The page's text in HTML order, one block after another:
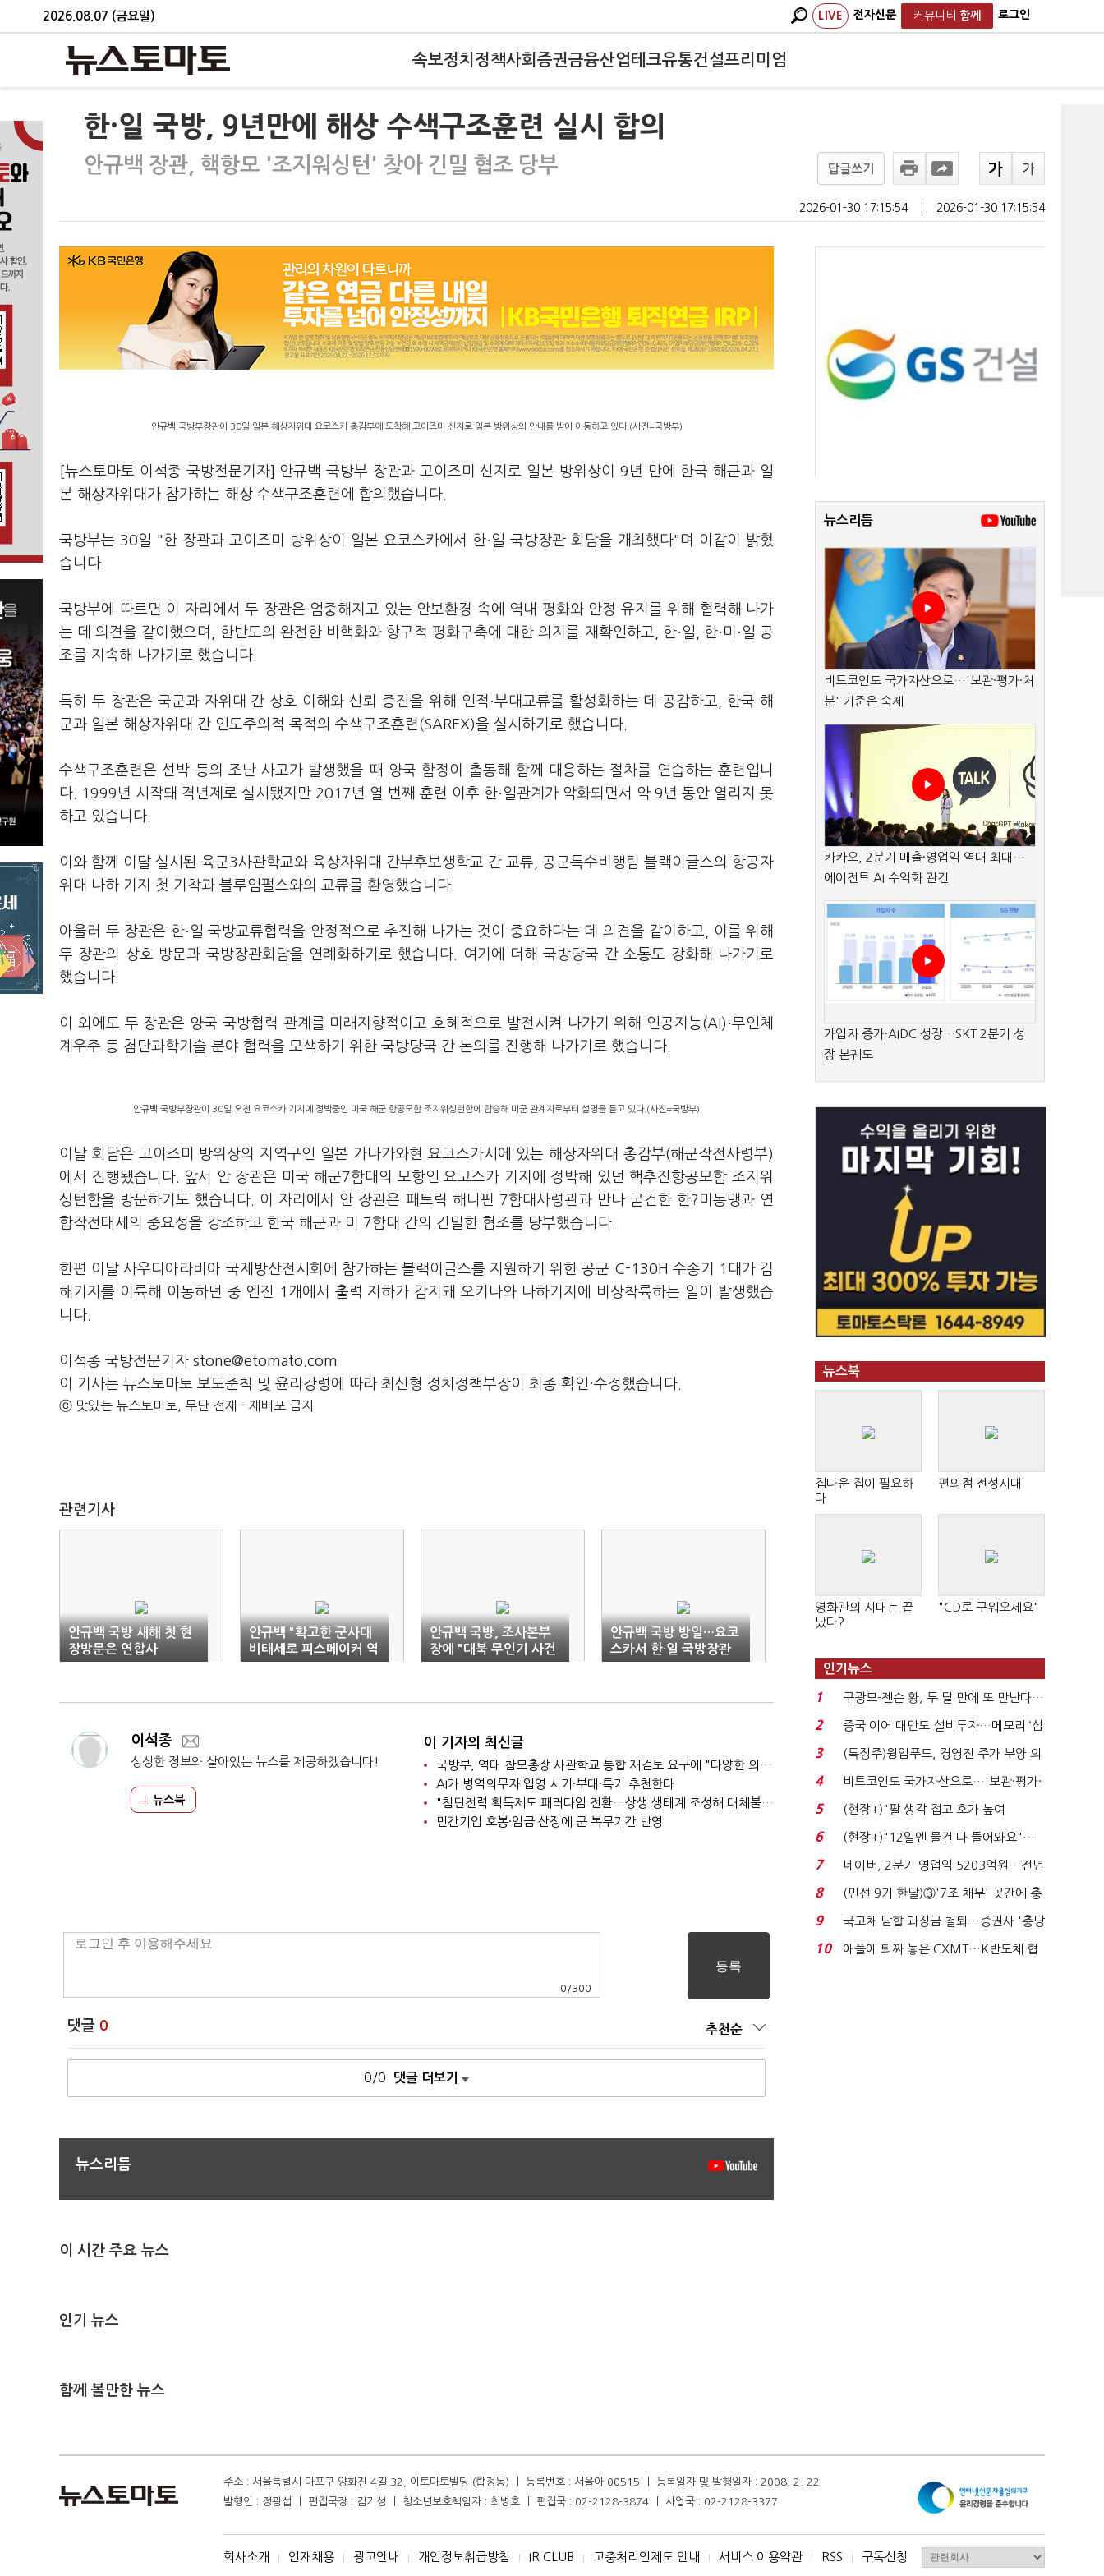
2026.08.07 (금요일) LIVE 전자신문 커뮤니티 함께 로그인
속보정치 정책사회 증권금융산업테크유통건설프리미엄
한·일 국방, 9년만에 해상 수색구조훈련 실시 합의
안규백 장관, 핵항모 '조지워싱턴' 찾아 긴밀 협조 당부 답글쓰기
2026-01-30 17:15:54 2026-01-30 17:15:54
안규백 국방부장관이 30일 일본 해상자위대 요코스카 총감부에 도착해 고이즈미 신지로 일본 방위상의 안내를 받아 이동하고 있다.(사진=국방부)
[뉴스토마토 이석종 국방전문기자] 안규백 국방부 장관과 고이즈미 신지로 일본 방위상이 9년 만에 한국 해군과 일
본 해상자위대가 참가하는 해상 수색구조훈련에 합의했습니다.
국방부는 30일 "한 장관과 고이즈미 방위상이 일본 요코스카에서 한·일 국방장관 회담을 개최했다"며 이같이 밝혔
습니다.
국방부에 따르면 이 자리에서 두 장관은 엄중해지고 있는 안보환경 속에 역내 평화와 안정 유지를 위해 협력해 나가
는 데 의견을 같이했으며, 한반도의 완전한 비핵화와 항구적 평화구축에 대한 의지를 재확인하고, 한·일, 한·미 ·일 공
조를 지속해 나가기로 했습니다.
특히 두 장관은 국군과 자위대 간 상호 이해와 신뢰 증진을 위해 인적 ·부대교류를 활성화하는 데 공감하고, 한국 해
군과 일본 해상자위대 간 인도주의적 목적의 수색구조훈련(SAREX)을 실시하기로 했습니다.
수색구조훈련은 선박 등의 조난 사고가 발생했을 때 양국 함정이 출동해 함께 대응하는 절차를 연습하는 훈련입니
다. 1999년 시작돼 격년제로 실시됐지만 2017년 열 번째 훈련 이후 한·일관계가 악화되면서 약 9년 동안 열리지 못
하고 있습니다.
이와 함께 이달 실시된 육군3사관학교와 육상자위대 간부후보생학교 간 교류, 공군특수비행팀 블랙이글스의 항공자
위대 나하 기지 첫 기착과 블루임펄스와의 교류를 환영했습니다.
아울러 두 장관은 한·일 국방교류협력을 안정적으로 추진해 나가는 것이 중요하다는 데 의견을 같이하고, 이를 위해
두 장관의 상호 방문과 국방장관회담을 연례화하기로 했습니다. 여기에 더해 국방당국 간 소통도 강화해 나가기로
했습니다.
이 외에도 두 장관은 양국 국방협력 관계를 미래지향적이고 호혜적으로 발전시켜 나가기 위해 인공지능(AI) ·무인체
계우주 등 첨단과학기술 분야 협력을 모색하기 위한 국방당국 간 논의를 진행해 나가기로 했습니다.
안규백 국방부장관이 30일 오전 요코스카 기지에 정박중인 미국 해군 항공모함 조지워싱턴함에 탑승해 미군 관계자로부터 설명을 듣고 있다.(사진=국방부)
이날 회담은 고이즈미 방위상의 지역구인 일본 가나가와현 요코스카시에 있는 해상자위대 총감부(해군작전사령부)
에서 진행됐습니다. 앞서 안 장관은 미국 해군7함대의 모항인 요코스카 기지에 정박해 있던 핵추진항공모함 조지워
싱턴함을 방문하기도 했습니다. 이 자리에서 안 장관은 패트릭 해니핀 7함대사령관과 만나 굳건한 한?미동맹과 연
합작전태세의 중요성을 강조하고 한국 해군과 미 7함대 간의 긴밀한 협조를 당부했습니다.
한편 이날 사우디아라비아 국제방산전시회에 참가하는 블랙이글스를 지원하기 위한 공군 C-130H 수송기 1대가 김
해기지를 이륙해 이동하던 중 엔진 1개에서 출력 저하가 감지돼 오키나와 나하기지에 비상착륙하는 일이 발생했습
니다.
이석종 국방전문기자 stone@etomato.com
이 기사는 뉴스토마토 보도준칙 및 윤리강령에 따라 최신형 정치정책부장이 최종 확인·수정했습니다.
ⓒ 맛있는 뉴스토마토, 무단 전재 - 재배포 금지
관련기사
안규백 국방 새해 첫 현
장방문은 연합사
안규백 "확고한 군사대
비태세로 피스메이커 역
할을"
안규백 국방, 조사본부
장에 "대북 무인기 사건
철저 수사" 지시
안규백 국방 방일…요코
스카서 한·일 국방장관
회담
이석종
싱싱한 정보와 살아있는 뉴스를 제공하겠습니다!
뉴스북
이 기자의 최신글
국방부, 역대 참모총장 사관학교 통합 재검토 요구에 "다양한 의견 수렴해 합리적 시스템 만들 것"
AI가 병역의무자 입영 시기·부대·특기 추천한다
"첨단전력 획득제도 패러다임 전환…상생 생태계 조성해 대체불가 K-방산 도약"
민간기업 호봉·임금 산정에 군 복무기간 반영
0 /300
댓글 0 추천순
0/0 댓글 더보기
뉴스리듬
이 시간 주요 뉴스
인기 뉴스
함께 볼만한 뉴스
뉴스리듬
비트코인도 국가자산으로…'보관·평가·처
분' 기준은 숙제
카카오, 2분기 매출·영업익 역대 최대…
에이전트 AI 수익화 관건
가입자 증가·AIDC 성장…SKT 2분기 성
장 본궤도
뉴스북
집다운 집이 필요하
다
편의점 전성시대
영화관의 시대는 끝
났다?
"CD로 구워오세요"
인기뉴스
1
구광모-젠슨 황, 두 달 만에 또 만난다…
로봇·AI 등 논...
2
중국 이어 대만도 설비투자…메모리 ‘삼
국전쟁’
3
(특징주)윙입푸드, 경영진 주가 부양 의
지에 상한가...
4
비트코인도 국가자산으로…'보관·평가·
처분' 기준은 ...
5
(현장+)"팔 생각 접고 호가 높여
요"…'덜 똘똘한 한 채' 20...
6
(현장+)"12일엔 물건 다 들어와요"…
빈 매대 채우며 문 연 ...
7
네이버, 2분기 영업익 5203억원…전년
비 0.2% 감소...
8
(민선 9기 한달)③'7조 채무' 곳간에 충
격…추미애, 20년...
9
국고채 담합 과징금 철퇴…증권사 '충당
금 폭탄' 우려...
10
애플에 퇴짜 놓은 CXMT…K반도체 협
주소 : 서울특별시 마포구 양화진 4길 32, 이토마토빌딩 (합정동) ㅣ 등록번호 : 서울아 00515 ㅣ 등록일자 및 발행일자 : 2008. 2. 22
발행인 : 정광섭 ㅣ 편집국장 : 김기성 ㅣ 청소년보호책임자 : 최병호 ㅣ 편집국 : 02-2128-3874 ㅣ 사업국 : 02-2128-3377
회사소개 I 인재채용 I 광고안내 I 개인정보취급방침 I IR CLUB I 고충처리인제도 안내 I 서비스 이용약관 I RSS I 구독신청